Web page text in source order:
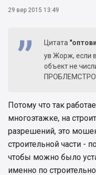
29 вер 2015 13:49
Цитата
ув Жорж, если
объект не
Потому что так
многоэтажке, на
разрешений, это
строительной части -
чтобы можно было
именно по